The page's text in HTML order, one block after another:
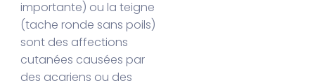
importante) ou la teigne
(tache ronde sans poils)
sont des affections
cutanées causées par
des acariens ou des